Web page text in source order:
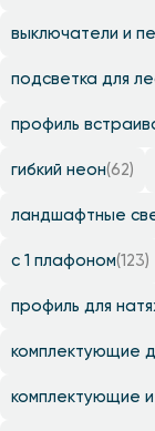
выключатели и
подсветка для
профиль
гибкий неон(62)
ландшафтные
с 1 плафоном(123)
профиль для
комплектующие
комплектующие